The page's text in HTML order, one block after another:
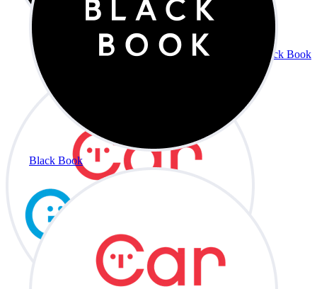
Black Book
Black Book